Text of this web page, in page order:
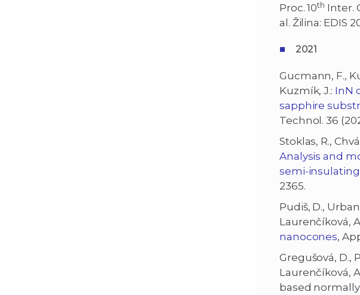
Proc. 10th Inter.
al. Žilina: EDIS
2021
Gucmann, F.,
Kuzmík, J.: InN
sapphire
Technol. 36
Stoklas, R.,
Analysis and
semi-insulating
2365.
Pudiš, D.,
Laurenčíková,
nanocones,
Gregušová, D.,
Laurenčíková,
based